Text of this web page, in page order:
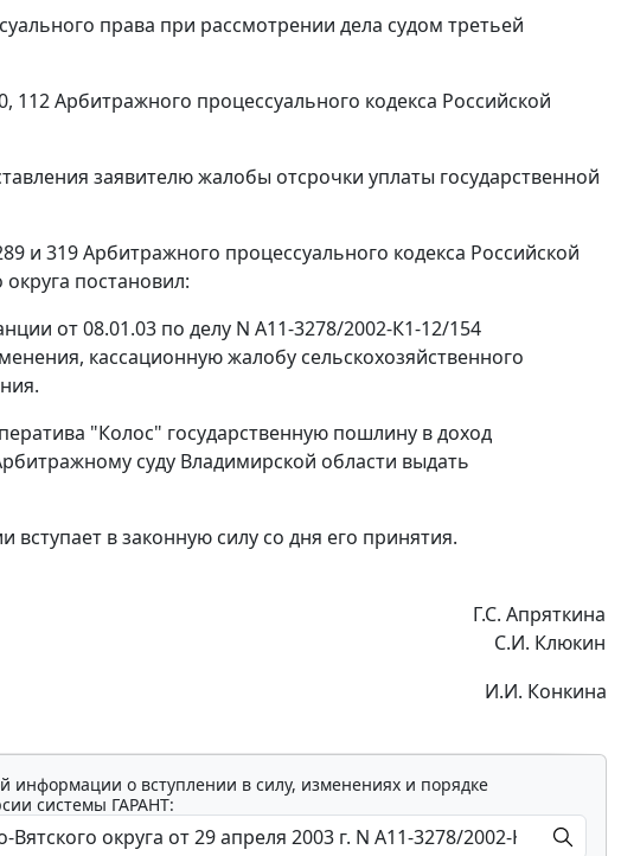
права при рассмотрении дела судом третьей
, 112Арбитражного процессуального кодекса Российской
заявителю жалобы отсрочки уплаты государственной
и 319Арбитражного процессуального кодекса Российской
постановил:
от 08.01.03 по делу N А11-3278/2002-К1-12/154
кассационную жалобу сельскохозяйственного
"Колос" государственную пошлину в доход
суду Владимирской области выдать
в законную силу со дня его принятия.
Г.С. Апряткина
С.И. Клюкин
И.И. Конкина
информации о вступлении в силу, изменениях и порядке
системы ГАРАНТ: